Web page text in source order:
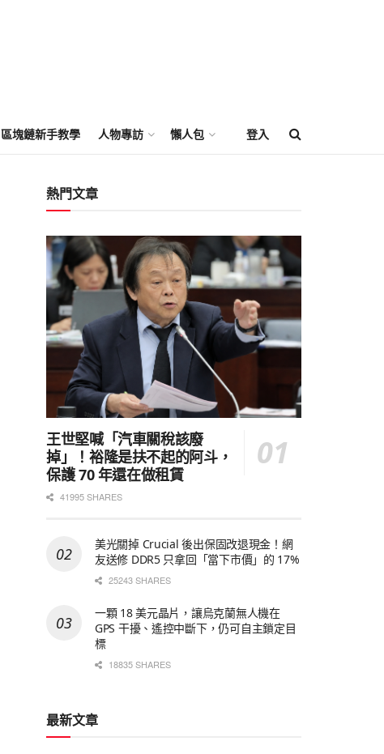
區塊鏈新手教學 人物專訪 懶人包 登入
熱門文章
王世堅喊「汽車關稅該廢
掉」！裕隆是扶不起的阿斗，
保護 70 年還在做租賃
41995 SHARES
美光關掉 Crucial 後出保固改退現金！網
友送修 DDR5 只拿回「當下市價」的 17%
25243 SHARES
一顆 18 美元晶片，讓烏克蘭無人機在
GPS 干擾、遙控中斷下，仍可自主鎖定目
標
18835 SHARES
最新文章